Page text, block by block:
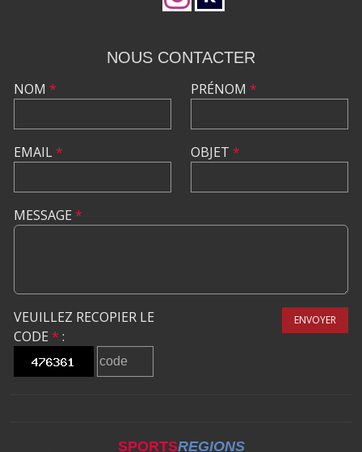
NOUS CONTACTER
NOM *
EMAIL*
PRÉNOM *
OBJET *
MESSAGE *
VEUILLEZ RECOPIER LE
CODE * :
ENVOYER
SPORTSREGIONS